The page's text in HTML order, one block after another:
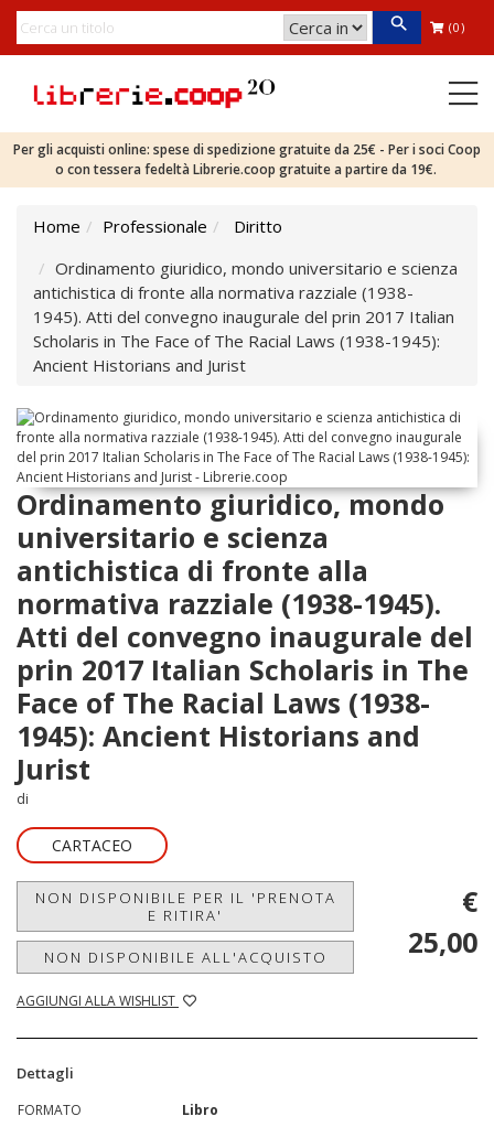
(0)
Per gli acquisti online: spese di spedizione gratuite da 25€ - Per i soci Coop
o con tessera fedeltà Librerie.coop gratuite a partire da 19€.
Home Professionale
Diritto
Ordinamento giuridico, mondo universitario e scienza
antichistica di fronte alla normativa razziale (1938-
1945). Atti del convegno inaugurale del prin 2017 Italian
Scholaris in The Face of The Racial Laws (1938-1945):
Ancient Historians and Jurist
Ordinamento giuridico, mondo
universitario e scienza
antichistica di fronte alla
normativa razziale (1938-1945).
Atti del convegno inaugurale del
prin 2017 Italian Scholaris in The
Face of The Racial Laws (1938-
1945): Ancient Historians and
Jurist
di
CARTACEO
NON DISPONIBILE PER IL 'PRENOTA
E RITIRA'
NON DISPONIBILE ALL'ACQUISTO
AGGIUNGI ALLA WISHLIST
€
25,00
Dettagli
FORMATO
Libro